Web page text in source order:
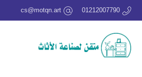
01212007790
cs@motqn.art